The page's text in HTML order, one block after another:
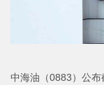
中海油（0883）公